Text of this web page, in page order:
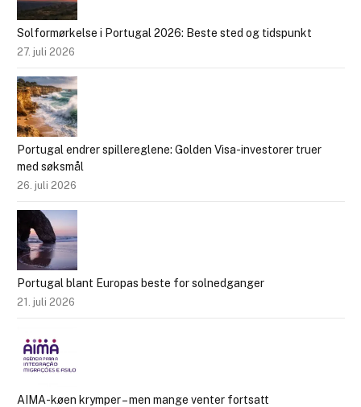
Solformørkelse i Portugal 2026: Beste sted og tidspunkt
27. juli 2026
Portugal endrer spillereglene: Golden Visa-investorer truer
med søksmål
26. juli 2026
Portugal blant Europas beste for solnedganger
21. juli 2026
AIMA-køen krymper – men mange venter fortsatt